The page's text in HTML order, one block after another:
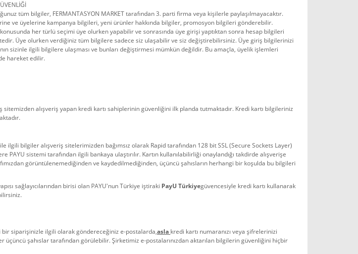
tüm bilgiler, FERMANTASYON MARKET tarafından 3. parti firma veya kişilerle paylaşılmayacaktır.
ve üyelerine kampanya bilgileri, yeni ürünler hakkında bilgiler, promosyon bilgileri gönderebilir.
her türlü seçimi üye olurken yapabilir ve sonrasında üye girişi yaptıktan sonra hesap bilgileri
Üye olurken verdiğiniz tüm bilgilere sadece siz ulaşabilir ve siz değiştirebilirsiniz. Üye giriş bilgilerinizi
sizinle ilgili bilgilere ulaşması ve bunları değiştirmesi mümkün değildir. Bu amaçla, üyelik işlemleri
hareket edilir.
sitemizden alışveriş yapan kredi kartı sahiplerinin güvenliğini ilk planda tutmaktadır. Kredi kartı bilgileriniz
ilgili bilgiler alışveriş sitelerimizden bağımsız olarak Rapid tarafından 128 bit SSL (Secure Sockets Layer)
sistemi tarafından ilgili bankaya ulaştırılır. Kartın kullanılabilirliği onaylandığı takdirde alışverişe
görüntülenemediğinden ve kaydedilmediğinden, üçüncü şahısların herhangi bir koşulda bu bilgileri
sağlayıcılarından birisi olan PAYU'nun Türkiye iştiraki PayU Türkiyegüvencesiyle kredi kartı kullanarak
siparişinizle ilgili olarak göndereceğiniz e-postalarda,asla kredi kartı numaranızı veya şifrelerinizi
üçüncü şahıslar tarafından görülebilir. Şirketimiz e-postalarınızdan aktarılan bilgilerin güvenliğini hiçbir